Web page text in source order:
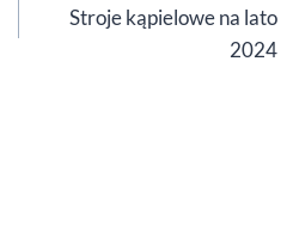
Stroje kąpielowe na lato
2024